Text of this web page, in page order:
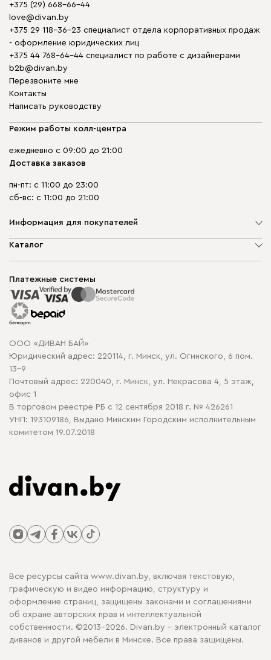
+375 (29) 668-66-44
love@divan.by
+375 29 118-36-23 специалист отдела корпоративных продаж
- оформление юридических лиц
+375 44 768-64-44 специалист по работе с дизайнерами
b2b@divan.by
Перезвоните мне
Контакты
Написать руководству
Режим работы колл-центра
ежедневно с 09:00 до 21:00
Доставка заказов
пн-пт: с 11:00 до 23:00
сб-вс: с 11:00 до 21:00
Информация для покупателей
О компании
Способы оплаты
Рассрочка и кредит
Гарантия
Карта сайта
Политика конфиденциальности
Политика в отношении обработки cookie
Каталог
Корпусная мебель
Распродажа мебели
Платежные системы
ООО «ДИВАН БАЙ»
Юридический адрес: 220114, г. Минск, ул. Огинского, 6 пом.
13-9
Почтовый адрес: 220040, г. Минск, ул. Некрасова 4, 5 этаж,
офис 1
В торговом реестре РБ с 12 сентября 2018 г. № 426261
УНП: 193109186, Выдано Минским Городским исполнительным
комитетом 19.07.2018
Все ресурсы сайта www.divan.by, включая текстовую,
графическую и видео информацию, структуру и
оформление страниц, защищены законами и соглашениями
об охране авторских прав и интеллектуальной
собственности. ©2013-2026. Divan.by - электронный каталог
диванов и другой мебели в Минске. Все права защищены.